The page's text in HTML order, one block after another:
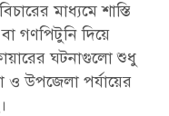
মাধ্যমে শাস্তি
গণপিটুনি দিয়ে
ঘটনাগুলো শুধু
ও উপজেলা পর্যায়ের